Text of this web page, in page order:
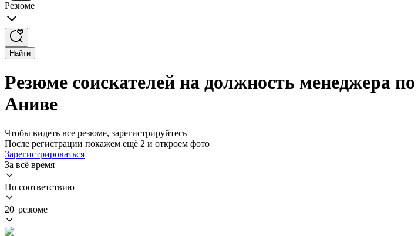
Резюме
Найти
Резюме соискателей на должность менеджера
Аниве
Чтобы видеть все резюме, зарегистрируйтесь
После регистрации покажем ещё 2 и откроем фото
Зарегистрироваться
За всё время
По соответствию
20 резюме